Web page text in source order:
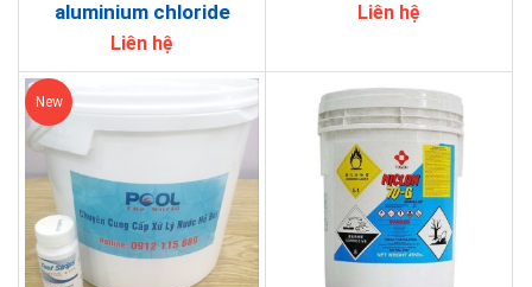
aluminium chloride
Liên hệ
Liên hệ
New